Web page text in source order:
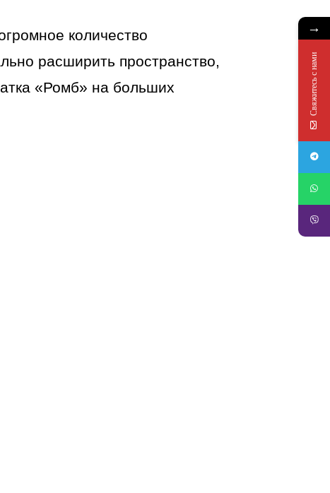
количество
расширить пространство,
«Ромб» на больших
→
Свяжитесь с нами